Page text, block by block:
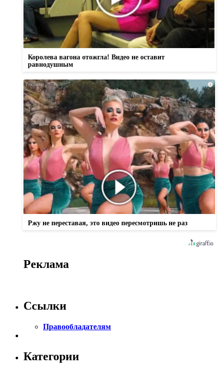
Королева вагона отожгла! Видео не оставит
равнодушным
i
Ржу не переставая, это видео пересмотришь не раз
Реклама
Ссылки
Правообладателям
Категории